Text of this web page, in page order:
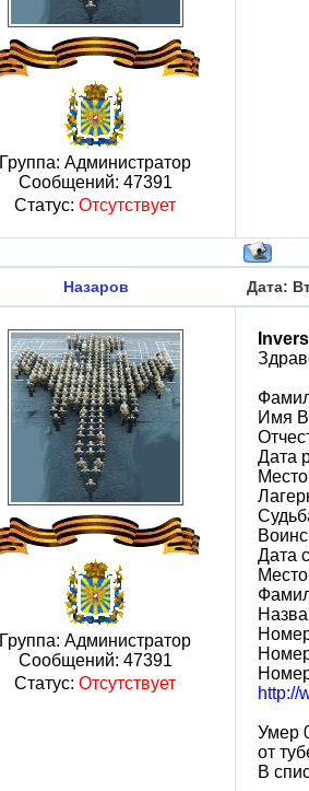
Группа: Администратор
Сообщений: 47391
Статус: Отсутствует
Назаров Дата:
Группа: Администратор
Сообщений: 47391
Статус: Отсутствует
Invers
Имя
Дата
Дата
http://
Умер
от
В